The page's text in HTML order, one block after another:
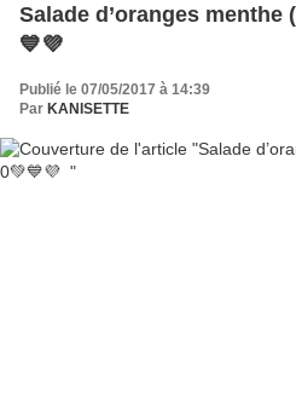
Salade d’oranges menthe
💙💜
Publié le 07/05/2017 à 14:39
Par KANISETTE